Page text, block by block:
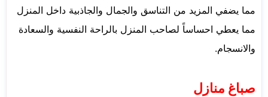
مما يضفي المزيد من التناسق والجمال والجاذبية داخل المنزل
مما يعطي احساساً لصاحب المنزل بالراحة النفسية والسعادة
والانسجام.
صباغ منازل